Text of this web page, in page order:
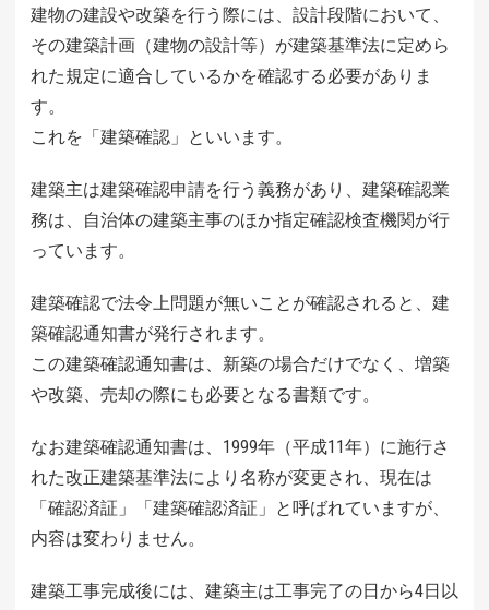
建物の建設や改築を行う際には、設計段階において、
その建築計画（建物の設計等）が建築基準法に定めら
れた規定に適合しているかを確認する必要がありま
す。
これを「建築確認」といいます。
建築主は建築確認申請を行う義務があり、建築確認業
務は、自治体の建築主事のほか指定確認検査機関が行
っています。
建築確認で法令上問題が無いことが確認されると、建
築確認通知書が発行されます。
この建築確認通知書は、新築の場合だけでなく、増築
や改築、売却の際にも必要となる書類です。
なお建築確認通知書は、1999年（平成11年）に施行さ
れた改正建築基準法により名称が変更され、現在は
「確認済証」「建築確認済証」と呼ばれていますが、
内容は変わりません。
建築工事完成後には、建築主は工事完了の日から4日以